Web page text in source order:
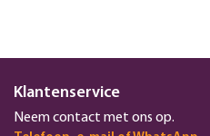
Klantenservice
Neem contact met ons op.